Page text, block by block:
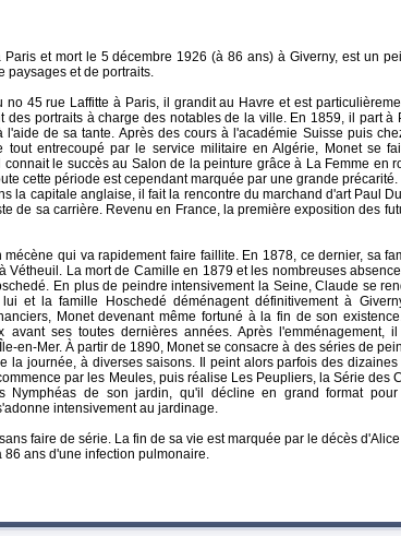
et mort le 5 décembre 1926 (à 86 ans) à Giverny, est un
paysages et de portraits.
45 rue Laffitte à Paris, il grandit au Havre et est
des portraits à charge des notables de la ville. En 1859, il part à
de sa tante. Après des cours à l'académie Suisse puis
tout entrecoupé par le service militaire en Algérie, Monet se
le succès au Salon de la peinture grâce à La Femme en
cette période est cependant marquée par une grande
la capitale anglaise, il fait la rencontre du marchand d'art Paul
de sa carrière. Revenu en France, la première exposition des
qui va rapidement faire faillite. En 1878, ce dernier, sa
Vétheuil. La mort de Camille en 1879 et les nombreuses
En plus de peindre intensivement la Seine, Claude se
et la famille Hoschedé déménagent définitivement à
Monet devenant même fortuné à la fin de son
avant ses toutes dernières années. Après l'emménagement,
en-Mer. À partir de 1890, Monet se consacre à des séries de
la journée, à diverses saisons. Il peint alors parfois des
par les Meules, puis réalise Les Peupliers, la Série des
Nymphéas de son jardin, qu'il décline en grand format
intensivement au jardinage.
faire de série. La fin de sa vie est marquée par le décès
86 ans d'une infection pulmonaire.